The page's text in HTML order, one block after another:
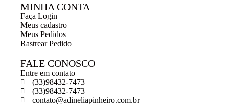
MINHA CONTA
Faça Login
Meus cadastro
Meus Pedidos
Rastrear Pedido
FALE CONOSCO
Entre em contato
(33)98432-7473
(33)98432-7473
contato@adineliapinheiro.com.br